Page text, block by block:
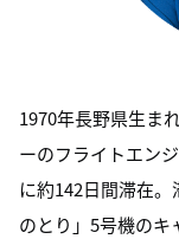
1970年長野県生ま
ーのフライトエン
に約142日間滞在
のとり」5号機のキ